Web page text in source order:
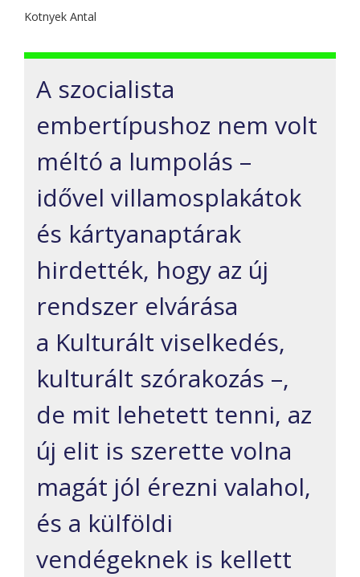
Kotnyek Antal
A szocialista
embertípushoz nem volt
méltó a lumpolás –
idővel villamosplakátok
és kártyanaptárak
hirdették, hogy az új
rendszer elvárása
a Kulturált viselkedés,
kulturált szórakozás –,
de mit lehetett tenni, az
új elit is szerette volna
magát jól érezni valahol,
és a külföldi
vendégeknek is kellett